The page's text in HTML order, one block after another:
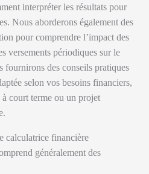
interpréter les résultats pour
Nous aborderons également des
pour comprendre l’impact des
versements périodiques sur le
des conseils pratiques
selon vos besoins financiers,
court terme ou un projet
calculatrice financière
généralement des